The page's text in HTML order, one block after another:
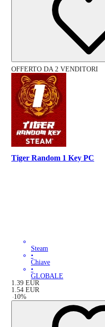
OFFERTO DA 2 VENDITORI
Tiger Random 1 Key PC
Steam
•
Chiave
•
GLOBALE
1.39 EUR
1.54 EUR
-10%